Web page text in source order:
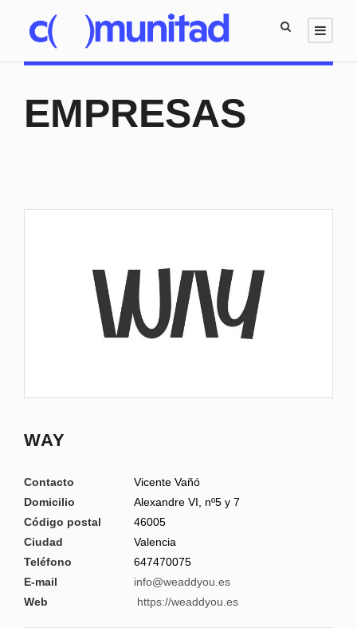
EMPRESAS
WAY
Contacto
Vicente Vañó
Domicilio
Alexandre VI, nº5 y 7
Código postal
46005
Ciudad
Valencia
Teléfono
647470075
E-mail
info@weaddyou.es
Web
https://weaddyou.es